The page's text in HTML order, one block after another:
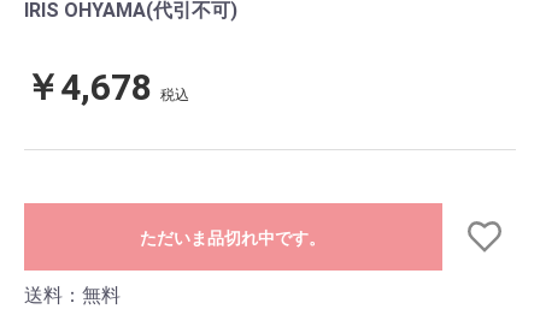
IRIS OHYAMA(代引不可)
￥4,678 税込
ただいま品切れ中です。
送料：無料